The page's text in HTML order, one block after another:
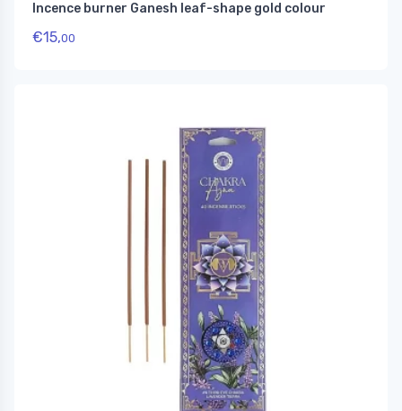
Incence burner Ganesh leaf-shape gold colour
€15,00